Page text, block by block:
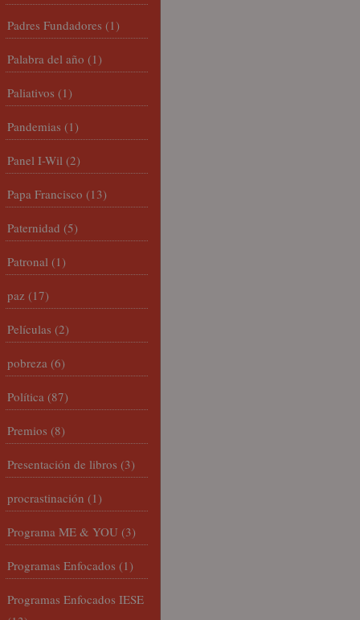
Padres Fundadores (1)
Palabra del año (1)
Paliativos (1)
Pandemias (1)
Panel I-Wil (2)
Papa Francisco (13)
Paternidad (5)
Patronal (1)
paz (17)
Películas (2)
pobreza (6)
Política (87)
Premios (8)
Presentación de libros (3)
procrastinación (1)
Programa ME & YOU (3)
Programas Enfocados (1)
Programas Enfocados IESE